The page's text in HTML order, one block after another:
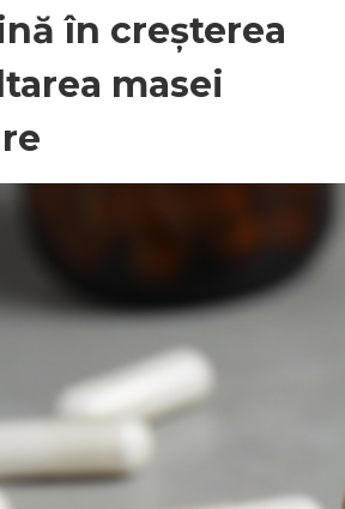
în creșterea
masei